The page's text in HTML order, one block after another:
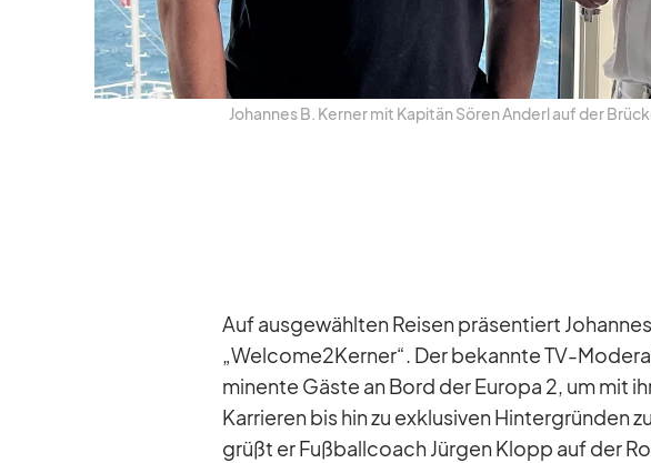
Jo­han­nes B. Ker­ner mit Ka­pi­tän Sö­ren An­derl auf der
Auf aus­ge­wähl­ten Rei­sen prä­sen­tiert
„Welcome2Kerner“. Der be­kannte TV-
mi­nente Gäste an Bord der Eu­ropa 2, um mit
Kar­rie­ren bis hin zu ex­klu­si­ven Hin­ter­grün­den
grüßt er Fuß­ball­coach Jür­gen Klopp auf der